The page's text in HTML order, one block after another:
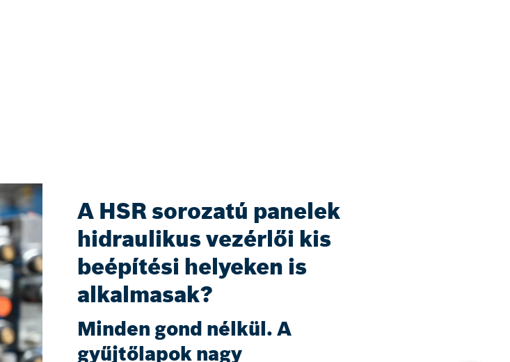
A HSR sorozatú panelek
hidraulikus vezérlői kis
beépítési helyeken is
alkalmasak?
Minden gond nélkül. A
gyűjtőlapok nagy